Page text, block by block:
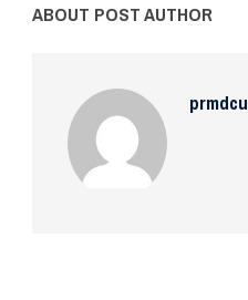
ABOUT POST AUTHOR
prmdcu